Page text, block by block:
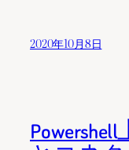
2020年10月8日